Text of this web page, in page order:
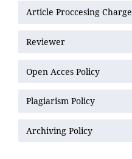
Article Proccesing Charge
Reviewer
Open Acces Policy
Plagiarism Policy
Archiving Policy